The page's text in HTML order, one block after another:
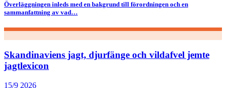
Överläggningen inleds med en bakgrund till förordningen och en
sammanfattning av vad…
Skandinaviens jagt, djurfänge och vildafvel jemte
jagtlexicon
15/9 2026